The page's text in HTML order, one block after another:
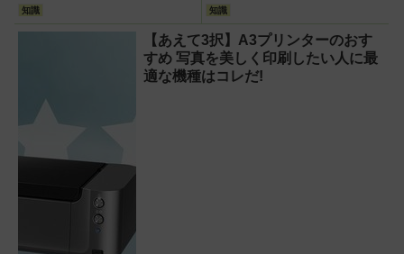
知識
リンター おすすめはコレ
知識
【あえて3択】A3プリンターのおす
すめ 写真を美しく印刷したい人に最
適な機種はコレだ!